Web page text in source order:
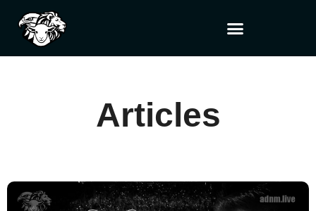
Articles